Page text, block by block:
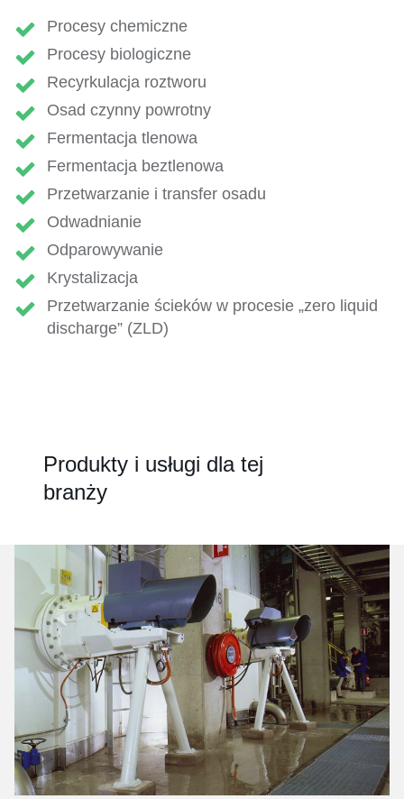
Procesy chemiczne
Procesy biologiczne
Recyrkulacja roztworu
Osad czynny powrotny
Fermentacja tlenowa
Fermentacja beztlenowa
Przetwarzanie i transfer osadu
Odwadnianie
Odparowywanie
Krystalizacja
Przetwarzanie ścieków w procesie „zero liquid
discharge” (ZLD)
Produkty i usługi dla tej
branży